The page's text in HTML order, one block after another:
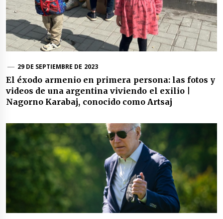
29 DE SEPTIEMBRE DE 2023
El éxodo armenio en primera persona: las fotos y
videos de una argentina viviendo el exilio |
Nagorno Karabaj, conocido como Artsaj